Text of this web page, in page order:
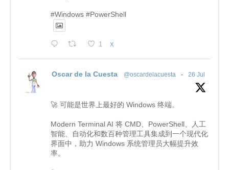
#Windows #PowerShell
1 X
Oscar de la Cuesta @oscardelacuesta · 26 Jul
🚀 可能是世界上最好的 Windows 终端。
Modern Terminal AI 将 CMD、PowerShell、人工
智能、自动化和数百种管理工具集成到一个现代化
界面中，助力 Windows 系统管理员大幅提升效
率。